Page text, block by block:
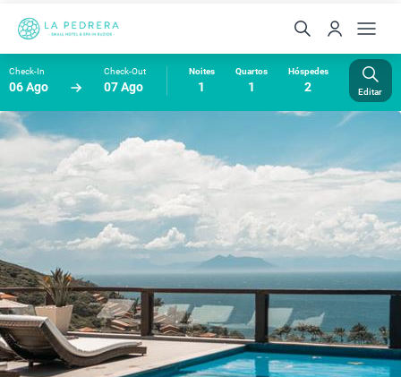
Check-In
06 Ago
Check-Out
07 Ago
Noites
1
Quartos
1
Hóspedes
2 Editar